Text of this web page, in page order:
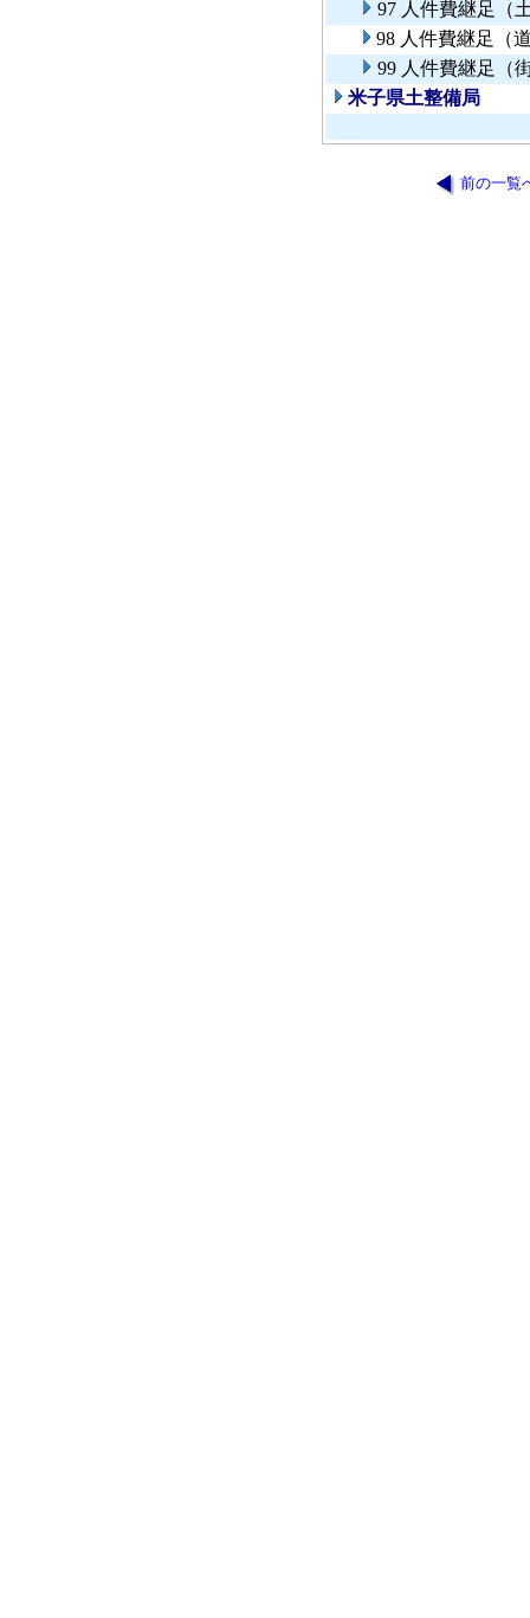
97 人件費継足（
98 人件費継足（
99 人件費継足（
米子県土整備局
前の一覧